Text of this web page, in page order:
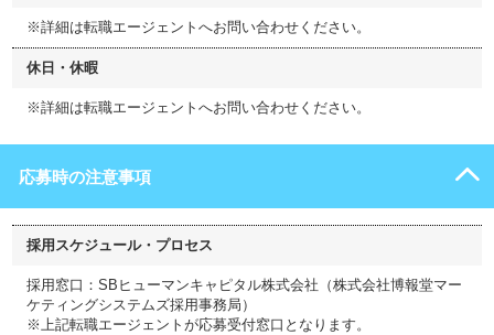
※詳細は転職エージェントへお問い合わせください。
休日・休暇
※詳細は転職エージェントへお問い合わせください。
応募時の注意事項
採用スケジュール・プロセス
採用窓口：SBヒューマンキャピタル株式会社（株式会社博報堂マー
ケティングシステムズ採用事務局）
※上記転職エージェントが応募受付窓口となります。